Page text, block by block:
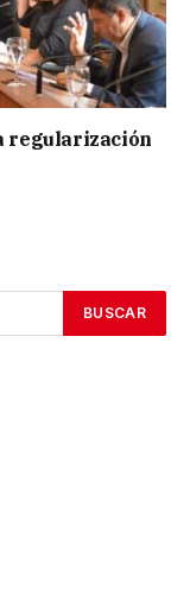
regularización